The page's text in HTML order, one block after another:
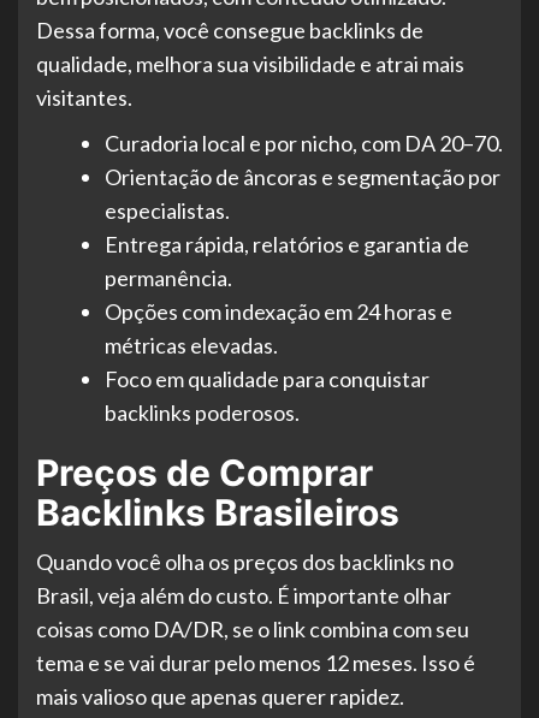
Dessa forma, você consegue backlinks de
qualidade, melhora sua visibilidade e atrai mais
visitantes.
Curadoria local e por nicho, com DA 20–70.
Orientação de âncoras e segmentação por
especialistas.
Entrega rápida, relatórios e garantia de
permanência.
Opções com indexação em 24 horas e
métricas elevadas.
Foco em qualidade para conquistar
backlinks poderosos.
Preços de Comprar
Backlinks Brasileiros
Quando você olha os preços dos backlinks no
Brasil, veja além do custo. É importante olhar
coisas como DA/DR, se o link combina com seu
tema e se vai durar pelo menos 12 meses. Isso é
mais valioso que apenas querer rapidez.